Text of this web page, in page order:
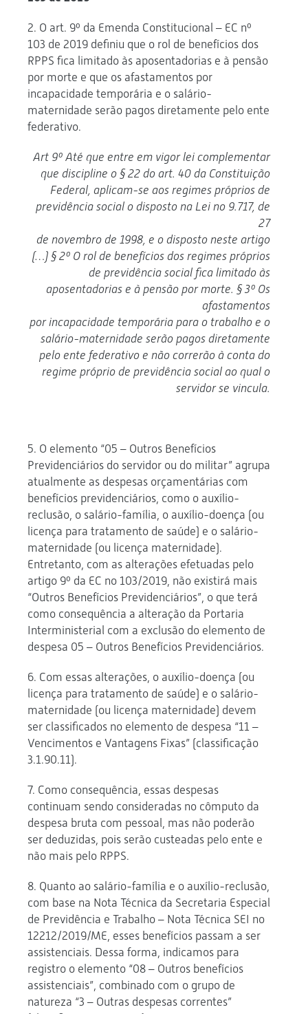
2. O art. 9º da Emenda Constitucional – EC nº
103 de 2019 definiu que o rol de benefícios dos
RPPS fica limitado às aposentadorias e à pensão
por morte e que os afastamentos por
incapacidade temporária e o salário-
maternidade serão pagos diretamente pelo ente
federativo.
Art 9º Até que entre em vigor lei complementar
que discipline o § 22 do art. 40 da Constituição
Federal, aplicam-se aos regimes próprios de
previdência social o disposto na Lei no 9.717, de
27
de novembro de 1998, e o disposto neste artigo
(…) § 2º O rol de benefícios dos regimes próprios
de previdência social fica limitado às
aposentadorias e à pensão por morte. § 3º Os
afastamentos
por incapacidade temporária para o trabalho e o
salário-maternidade serão pagos diretamente
pelo ente federativo e não correrão à conta do
regime próprio de previdência social ao qual o
servidor se vincula.
5. O elemento “05 – Outros Benefícios
Previdenciários do servidor ou do militar” agrupa
atualmente as despesas orçamentárias com
benefícios previdenciários, como o auxílio-
reclusão, o salário-família, o auxílio-doença (ou
licença para tratamento de saúde) e o salário-
maternidade (ou licença maternidade).
Entretanto, com as alterações efetuadas pelo
artigo 9º da EC no 103/2019, não existirá mais
“Outros Benefícios Previdenciários”, o que terá
como consequência a alteração da Portaria
Interministerial com a exclusão do elemento de
despesa 05 – Outros Benefícios Previdenciários.
6. Com essas alterações, o auxílio-doença (ou
licença para tratamento de saúde) e o salário-
maternidade (ou licença maternidade) devem
ser classificados no elemento de despesa “11 –
Vencimentos e Vantagens Fixas” (classificação
3.1.90.11).
7. Como consequência, essas despesas
continuam sendo consideradas no cômputo da
despesa bruta com pessoal, mas não poderão
ser deduzidas, pois serão custeadas pelo ente e
não mais pelo RPPS.
8. Quanto ao salário-família e o auxílio-reclusão,
com base na Nota Técnica da Secretaria Especial
de Previdência e Trabalho – Nota Técnica SEI no
12212/2019/ME, esses benefícios passam a ser
assistenciais. Dessa forma, indicamos para
registro o elemento “08 – Outros benefícios
assistenciais”, combinado com o grupo de
natureza “3 – Outras despesas correntes”